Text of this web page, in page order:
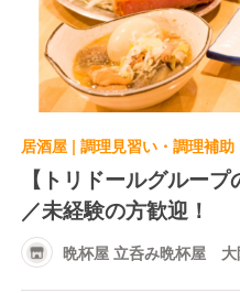
【トリドールグルー
／未経験の方歓迎！
晩杯屋 立呑み晩杯屋 大